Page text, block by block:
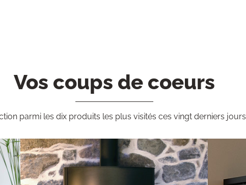
Vos coups de coeurs
parmi les dix produits les plus visités ces vingt derniers jours